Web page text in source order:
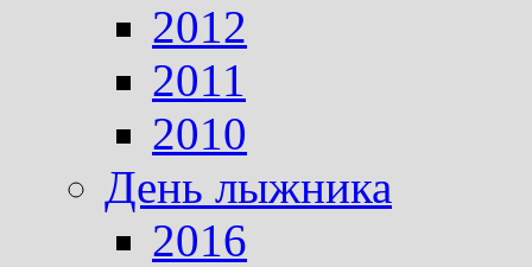
2012
2011
2010
День лыжника
2016